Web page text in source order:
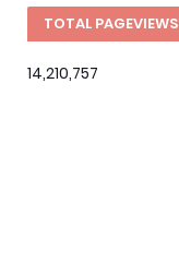
TOTAL PAGEVIEWS
14,210,757